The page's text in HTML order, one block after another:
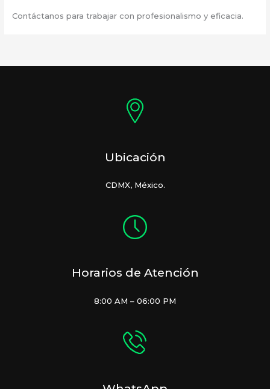
Contáctanos para trabajar con profesionalismo y eficacia.
Ubicación
CDMX, México.
Horarios de Atención
8:00 AM – 06:00 PM